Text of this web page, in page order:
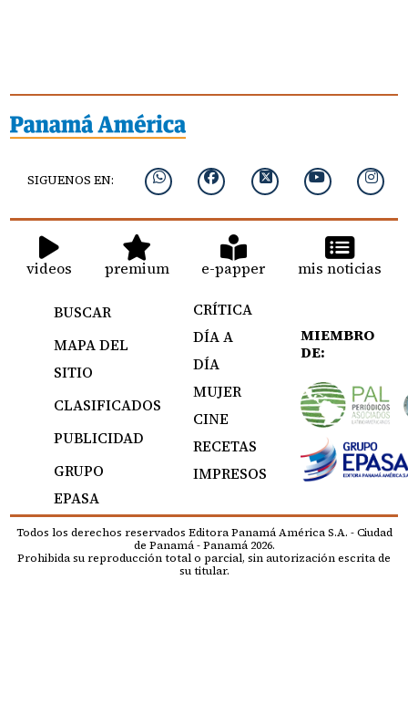
SIGUENOS EN:
videos premium e-papper mis noticias
BUSCAR
MAPA DEL
SITIO
CLASIFICADOS
PUBLICIDAD
GRUPO
EPASA
CRÍTICA
DÍA A
DÍA
MUJER
CINE
RECETAS
IMPRESOS
MIEMBRO
DE:
Todos los derechos reservados Editora Panamá América S.A. - Ciudad
de Panamá - Panamá 2026.
Prohibida su reproducción total o parcial, sin autorización escrita de
su titular.